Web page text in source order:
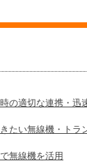
の適切な連携・迅
たい無線機・トラ
無線機を活用